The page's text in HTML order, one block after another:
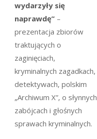
wydarzyły się
naprawdę” –
prezentacja zbiorów
traktujących o
zaginięciach,
kryminalnych zagadkach,
detektywach, polskim
„Archiwum X”, o słynnych
zabójcach i głośnych
sprawach kryminalnych.